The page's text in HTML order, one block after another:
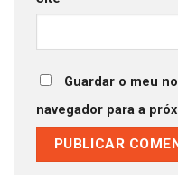
Guardar o meu
navegador para a